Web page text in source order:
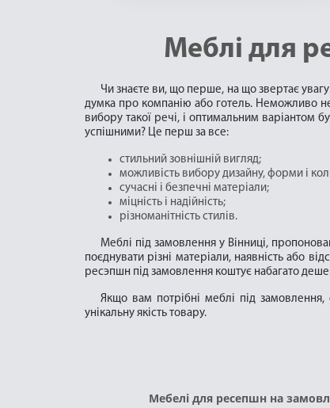
Меблі для
Чи знаєте ви, що перше, на що звертає
думка про компанію або готель. Неможливо
вибору такої речі, і оптимальним варіантом
успішними? Це перш за все:
стильний зовнішній вигляд;
можливість вибору дизайну, форми і
сучасні і безпечні матеріали;
міцність і надійність;
різноманітність стилів.
Меблі під замовлення у Вінниці,
поєднувати різні матеріали, наявність або
ресэпшн під замовлення коштує набагато
Якщо вам потрібні меблі під замовлення,
унікальну якість товару.
Мебелі для ресепшн на